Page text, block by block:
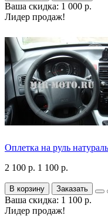
Ваша скидка: 1 000 р.
Лидер продаж!
Оплетка на руль
2 100 р. 1 100 р.
В корзину Заказать
Ваша скидка: 1 100 р.
Лидер продаж!